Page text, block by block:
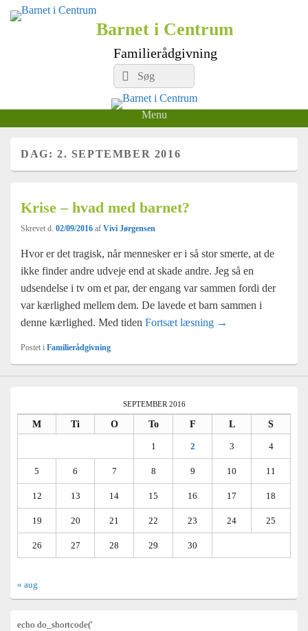
Barnet i Centrum
Familierådgivning
Search
for:
Søg
Menu
DAG: 2. SEPTEMBER 2016
Krise – hvad med barnet?
Skrevet d. 02/09/2016 af Vivi Jørgensen
Hvor er det tragisk, når mennesker er i så stor smerte, at de
ikke finder andre udveje end at skade andre. Jeg så en
udsendelse i tv om et par, der engang var sammen fordi der
var kærlighed mellem dem. De lavede et barn sammen i
denne kærlighed. Med tiden Fortsæt læsning Krise – hvad med
→
Postet i Familierådgivning
SEPTEMBER 2016
M Ti O To F L S
1 2 3 4
5 6 7 8 9 10 11
12 13 14 15 16 17 18
19 20 21 22 23 24 25
26 27 28 29 30
« aug
echo do_shortcode('